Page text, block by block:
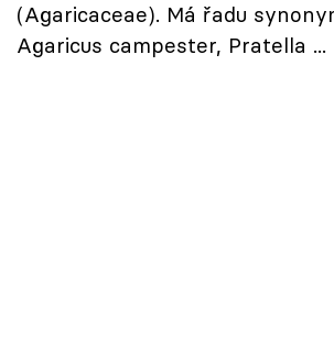
Těhotnej kuchař
(Agaricaceae). Má řadu
Agaricus campester, Pratella ...